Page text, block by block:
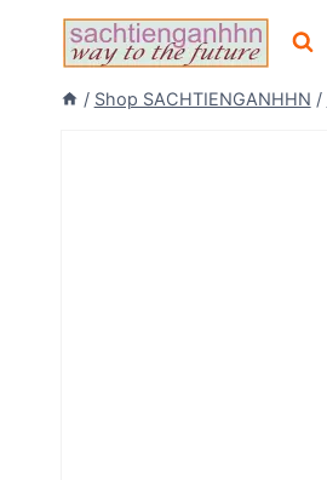
/ Shop SACHTIENGANHHN /